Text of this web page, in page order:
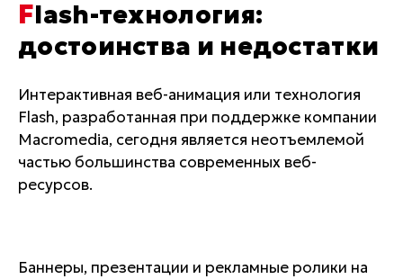
Отдельный вход \ Левый торец здания
Пн-пт. с 9:30 до 18:30 (по Хбк)
info@lred.ru
Все контакты
Flash-технология:
достоинства и недостатки
Интерактивная веб-анимация или технология
Flash, разработанная при поддержке компании
Macromedia, сегодня является неотъемлемой
частью большинства современных веб-
ресурсов.
Баннеры, презентации и рекламные ролики на